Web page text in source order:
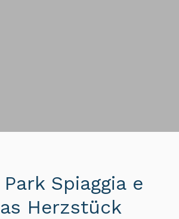
Spiaggia e
Herzstück